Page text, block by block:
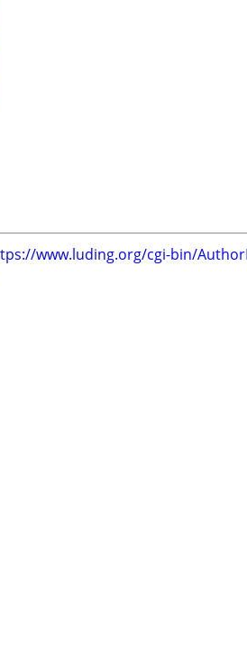
www.luding.org/cgi-bin/